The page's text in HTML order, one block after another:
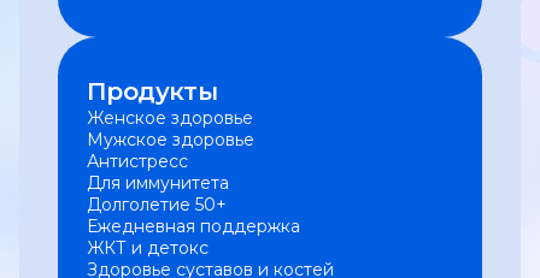
Продукты
Женское здоровье
Мужское здоровье
Антистресс
Для иммунитета
Долголетие 50+
Ежедневная поддержка
ЖКТ и детокс
Здоровье суставов и костей